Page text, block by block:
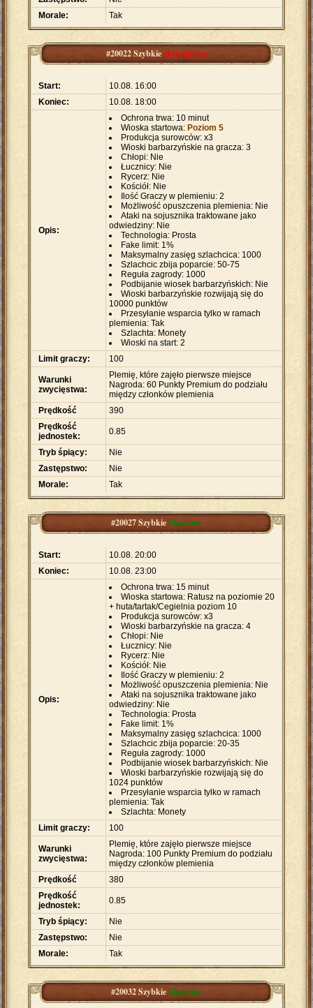
Morale:
Tak
#20022 Szybkieekstremalne
Start:
10.08. 16:00
Koniec:
10.08. 18:00
Opis:
Ochrona trwa: 10 minut
Wioska startowa: Poziom 5
Produkcja surowców: x3
Wioski barbarzyńskie na gracza: 3
Chłopi: Nie
Łucznicy: Nie
Rycerz: Nie
Kościół: Nie
Ilość Graczy w plemieniu: 2
Możliwość opuszczenia plemienia: Nie
Ataki na sojusznika traktowane jako
odwiedziny: Nie
Technologia: Prosta
Fake limit: 1%
Maksymalny zasięg szlachcica: 1000
Szlachcic zbija poparcie: 50-75
Reguła zagrody: 1000
Podbijanie wiosek barbarzyńskich: Nie
Wioski barbarzyńskie rozwijają się do
10000 punktów
Przesyłanie wsparcia tylko w ramach
plemienia: Tak
Szlachta: Monety
Wioski na start: 2
Limit graczy:
100
Warunki
zwycięstwa:
Plemię, które zajęło pierwsze miejsce
Nagroda: 60 Punkty Premium do podziału
między członków plemienia
Prędkość
390
Prędkość
jednostek:
0.85
Tryb śpiący:
Nie
Zastępstwo:
Nie
Morale:
Tak
#20027 Szybkieklasyczne
Start:
10.08. 20:00
Koniec:
10.08. 23:00
Opis:
Ochrona trwa: 15 minut
Wioska startowa: Ratusz na poziomie 20
+ huta/tartak/Cegielnia poziom 10
Produkcja surowców: x3
Wioski barbarzyńskie na gracza: 4
Chłopi: Nie
Łucznicy: Nie
Rycerz: Nie
Kościół: Nie
Ilość Graczy w plemieniu: 2
Możliwość opuszczenia plemienia: Nie
Ataki na sojusznika traktowane jako
odwiedziny: Nie
Technologia: Prosta
Fake limit: 1%
Maksymalny zasięg szlachcica: 1000
Szlachcic zbija poparcie: 20-35
Reguła zagrody: 1000
Podbijanie wiosek barbarzyńskich: Nie
Wioski barbarzyńskie rozwijają się do
1024 punktów
Przesyłanie wsparcia tylko w ramach
plemienia: Tak
Szlachta: Monety
Limit graczy:
100
Warunki
zwycięstwa:
Plemię, które zajęło pierwsze miejsce
Nagroda: 100 Punkty Premium do podziału
między członków plemienia
Prędkość
380
Prędkość
jednostek:
0.85
Tryb śpiący:
Nie
Zastępstwo:
Nie
Morale:
Tak
#20032 Szybkieklasyczne